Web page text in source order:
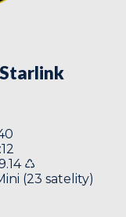
♺
(23 satelity)